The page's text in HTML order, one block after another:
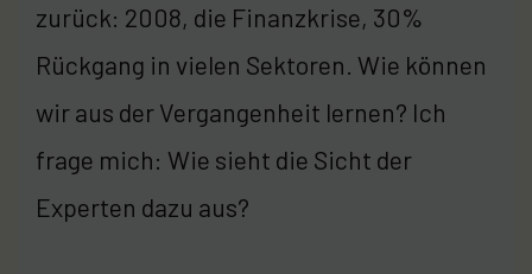
zurück: 2008, die Finanzkrise, 30%
Rückgang in vielen Sektoren. Wie können
wir aus der Vergangenheit lernen? Ich
frage mich: Wie sieht die Sicht der
Experten dazu aus?